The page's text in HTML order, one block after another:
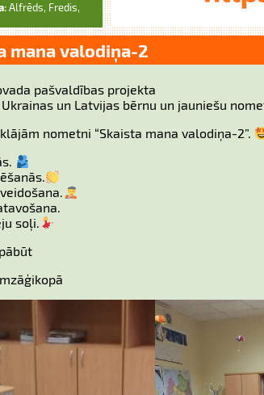
Alfrēds, Fredis,
mana valodiņa-2
pašvaldības projekta
un Latvijas bērnu un jauniešu
nometni “Skaista mana valodiņa-2”.
soļi.